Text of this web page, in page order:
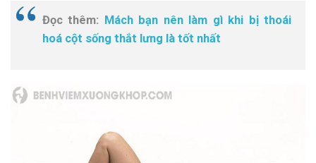
Đọc thêm:
Mách bạn nên làm gì khi bị thoái
hoá cột sống thắt lưng là tốt nhất